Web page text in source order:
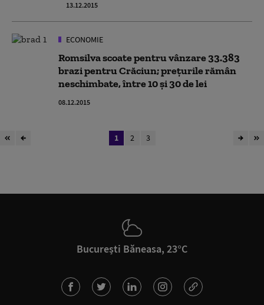
13.12.2015
ECONOMIE
Romsilva scoate pentru vânzare 33.383
brazi pentru Crăciun; prețurile rămân
neschimbate, între 10 și 30 de lei
08.12.2015
1 2 3
București Băneasa, 23°C